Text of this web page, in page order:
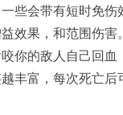
些会带有短时免伤
效果，和范围伤害。
你的敌人自己回
丰富，每次死亡后